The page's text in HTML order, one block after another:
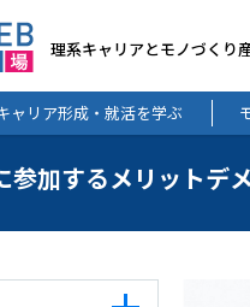
理系キャリアとモノづくり
ャリア形成・就活を学ぶ
参加するメリットデ